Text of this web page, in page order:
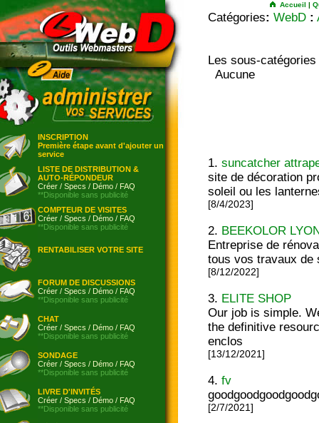
INSCRIPTION
Première étape avant d'ajouter un
service
LISTE DE DISTRIBUTION &
AUTO-RÉPONDEUR
Créer / Specs / Démo / FAQ
**Disponible sans publicité
COMPTEUR DE VISITES
Créer / Specs / Démo / FAQ
**Disponible sans publicité
RENTABILISER VOTRE SITE
FORUM DE DISCUSSIONS
Créer / Specs / Démo / FAQ
**Disponible sans publicité
CHAT
Créer / Specs / Démo / FAQ
**Disponible sans publicité
SONDAGE
Créer / Specs / Démo / FAQ
**Disponible sans publicité
LIVRE D'INVITÉS
Créer / Specs / Démo / FAQ
**Disponible sans publicité
Accueil |
Catégories: WebD :
Les sous-catégories
Aucune
1.suncatcher
site de décoration
soleil ou les
[8/4/2023]
2. BEEKOLOR
Entreprise de
tous vos travaux de
[8/12/2022]
3. ELITE SHOP
Our job is simple.
the definitive
enclos
[13/12/2021]
4.fv
[2/7/2021]